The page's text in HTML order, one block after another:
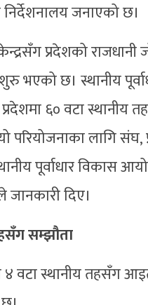
जनाएको छ।
प्रदेशको राजधानी
भएको छ। स्थानीय
६० वटा स्थानीय
परियोजनाका लागि
पूर्वाधार विकास
जानकारी दिए।
सम्झौता
४ वटा स्थानीय तहसँग